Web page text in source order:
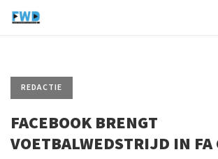
REDACTIE
FACEBOOK BRENGT
VOETBALWEDSTRIJD IN FA